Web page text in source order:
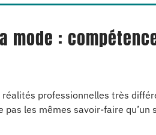
mode :
professionnelles très
les mêmes savoir-faire qu’un